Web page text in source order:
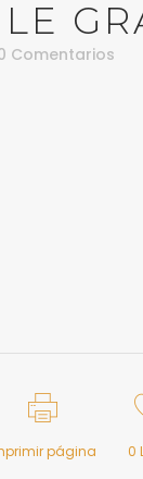
Comentarios
página 0